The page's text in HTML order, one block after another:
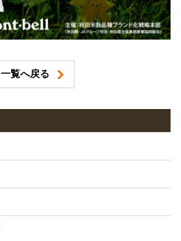
一覧へ戻る